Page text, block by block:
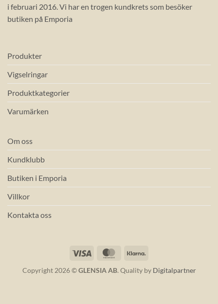
i februari 2016. Vi har en trogen kundkrets som besöker
butiken på Emporia
Produkter
Vigselringar
Produktkategorier
Varumärken
Om oss
Kundklubb
Butiken i Emporia
Villkor
Kontakta oss
Visa MasterCard
Copyright 2026 ©GLENSIA AB. Quality by Digitalpartner